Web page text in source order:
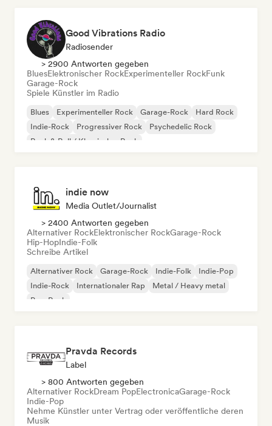
Good Vibrations Radio
Radiosender
> 2900 Antworten gegeben
BluesElektronischer RockExperimenteller RockFunk
Garage-Rock
Spiele Künstler im Radio
Blues Experimenteller Rock Garage-Rock
Hard Rock
Indie-Rock
Progressiver Rock
Psychedelic Rock
Rock & Roll / Klassischer Rock
indie now
Media Outlet/Journalist
> 2400 Antworten gegeben
Alternativer RockElektronischer RockGarage-Rock
Hip-HopIndie-Folk
Schreibe Artikel
Alternativer Rock Garage-Rock Indie-Folk
Indie-Pop
Indie-Rock
Internationaler Rap
Metal / Heavy metal
Pop-Rock
Pravda Records
Label
> 800 Antworten gegeben
Alternativer RockDream PopElectronicaGarage-Rock
Indie-Pop
Nehme Künstler unter Vertrag oder veröffentliche deren
Musik